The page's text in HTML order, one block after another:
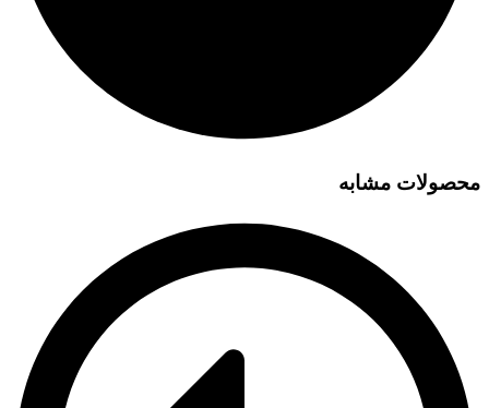
محصولات مشابه